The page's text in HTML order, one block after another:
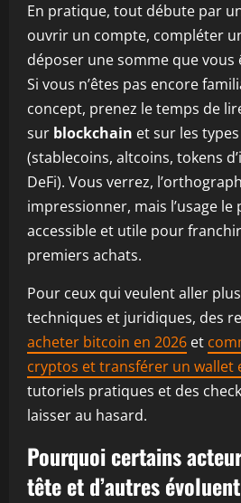
En pratique, tout débute par
ouvrir un compte, compléter
déposer une somme que vous
Si vous n’êtes pas encore
concept, prenez le temps de
sur blockchain et sur les types
(stablecoins, altcoins, tokens
DeFi). Vous verrez,
impressionner, mais l’usage
accessible et utile pour
premiers achats.
Pour ceux qui veulent aller
techniques et juridiques, des
acheter bitcoin en 2026 et
cryptos et transférer un wallet
tutoriels pratiques et des
laisser au hasard.
Pourquoi certains
tête et d’autres